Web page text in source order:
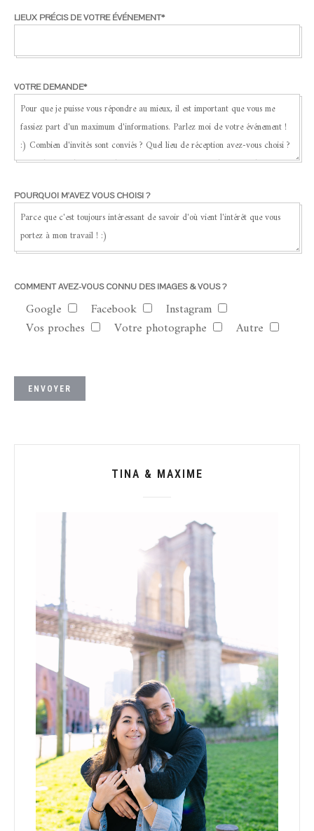
LIEUX PRÉCIS DE VOTRE ÉVÉNEMENT*
VOTRE DEMANDE*
POURQUOI M'AVEZ VOUS CHOISI ?
COMMENT AVEZ-VOUS CONNU DES IMAGES & VOUS ?
Google Facebook
Instagram
Vos proches
Votre photographe Autre
TINA & MAXIME